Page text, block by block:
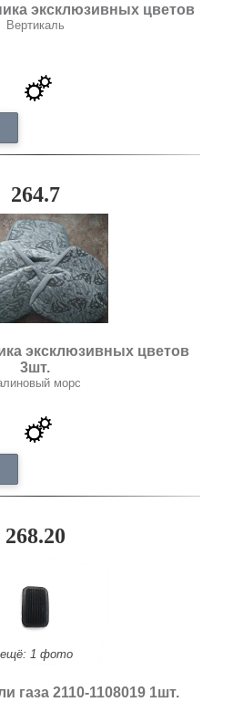
эксклюзивных цветов
Вертикаль
264.7
эксклюзивных цветов
3шт.
морс
268.20
ещё: 1 фото
газа 2110-1108019 1шт.